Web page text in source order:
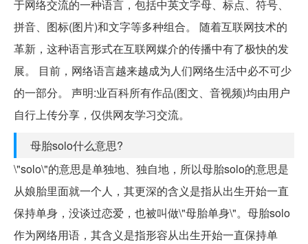
于网络交流的一种语言，包括中英文字母、标点、符号、
拼音、图标(图片)和文字等多种组合。 随着互联网技术的
革新，这种语言形式在互联网媒介的传播中有了极快的发
展。 目前，网络语言越来越成为人们网络生活中必不可少
的一部分。 声明:业百科所有作品(图文、音视频)均由用户
自行上传分享，仅供网友学习交流。
母胎solo什么意思?
\"solo\"的意思是单独地、独自地，所以母胎solo的意思是
从娘胎里面就一个人，其更深的含义是指从出生开始一直
保持单身，没谈过恋爱，也被叫做\"母胎单身\"。母胎solo
作为网络用语，其含义是指形容从出生开始一直保持单